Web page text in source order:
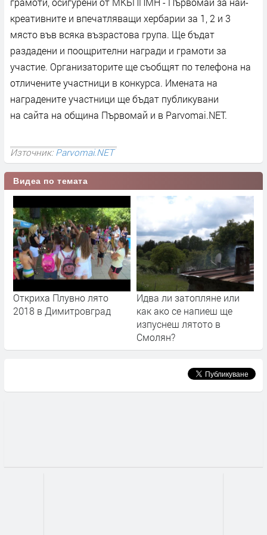
креативните и впечатляващи хербарии за 1, 2 и 3
място във всяка възрастова група. Ще бъдат
раздадени и поощрителни награди и грамоти за
участие. Организаторите ще съобщят по телефона на
отличените участници в конкурса. Имената на
наградените участници ще бъдат публикувани
на сайта на община Първомай и в Parvomai.NET.
Източник:Parvomai.NET
Видеа по темата
Откриха Плувно лято
2018 в Димитровград
Идва ли затопляне или
как ако се напиеш ще
изпуснеш лятото в
Смолян?